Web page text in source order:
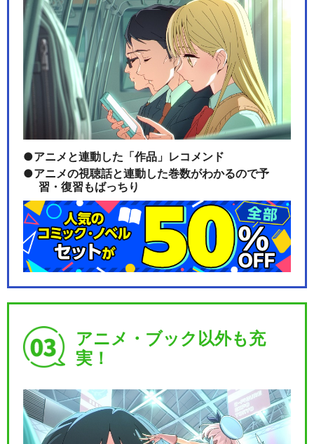
アニメと連動した「作品」レコメンド
アニメの視聴話と連動した巻数がわかるので予
習・復習もばっちり
アニメ・ブック以外も充
実！